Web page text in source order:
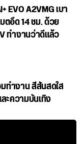
EVO A2VMG เบา
ตอึด 14 ชม. ด้วย
ทำงานว่าดีแล้ว
ทำงาน สีสันสดใส
ะความบันเทิง